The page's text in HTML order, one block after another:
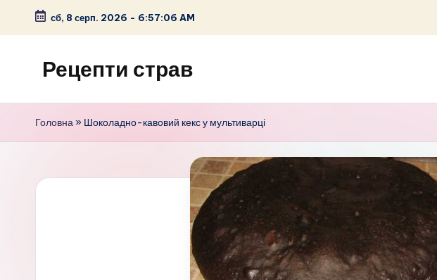
Перейти
сб, 8 серп. 2026 - 6:57:08 AM
Рецепти страв
рецепти
домашніх
Головна» Шоколадно-кавовий кекс у мультиварці